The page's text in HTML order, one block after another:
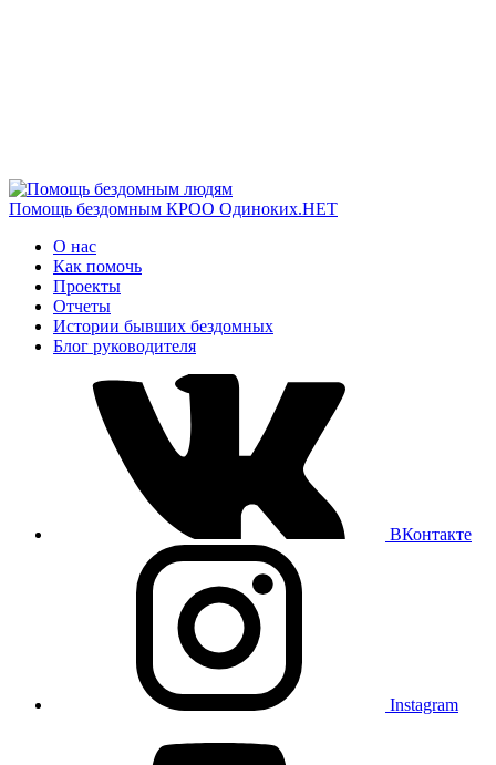
Помощь бездомным КРОО Одиноких.НЕТ
О нас
Как помочь
Проекты
Отчеты
Истории бывших бездомных
Блог руководителя
ВКонтакте
Instagram